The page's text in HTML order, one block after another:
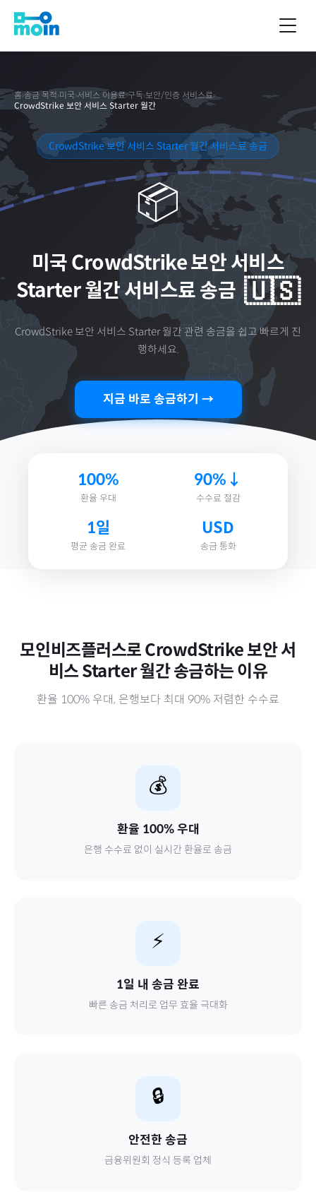
홈›송금 목적›미국›서비스 이용료›구독›보안/인증 서비스료›
CrowdStrike 보안 서비스 Starter 월간
CrowdStrike 보안 서비스 Starter 월간 서비스료 송금
📦
미국 CrowdStrike 보안 서비스
Starter 월간 서비스료 송금 🇺🇸
CrowdStrike 보안 서비스 Starter 월간 관련 송금을 쉽고 빠르게 진
행하세요.
지금 바로 송금하기 →
100%
환율 우대
90%↓
수수료 절감
1일
평균 송금 완료
USD
송금 통화
모인비즈플러스로 CrowdStrike 보안 서
비스 Starter 월간송금하는 이유
환율 100% 우대, 은행보다 최대 90% 저렴한 수수료
💰
환율 100% 우대
은행 수수료 없이 실시간 환율로 송금
⚡
1일 내 송금 완료
빠른 송금 처리로 업무 효율 극대화
🔒
안전한 송금
금융위원회 정식 등록 업체